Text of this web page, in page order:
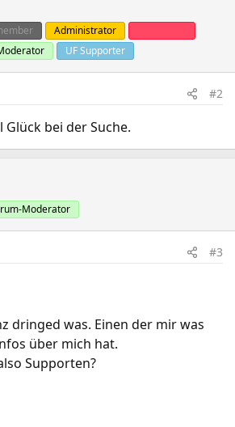
Administrator
UF Supporter
#2
bei der Suche.
Moderator
#3
dringed was. Einen der mir was
über mich hat.
Supporten?